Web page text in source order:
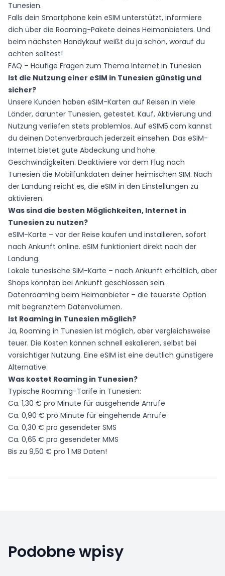
Tunesien.
Falls dein Smartphone kein eSIM unterstützt, informiere
dich über die Roaming-Pakete deines Heimanbieters. Und
beim nächsten Handykauf weißt du ja schon, worauf du
achten solltest!
FAQ – Häufige Fragen zum Thema Internet in Tunesien
Ist die Nutzung einer eSIM in Tunesien günstig und
sicher?
Unsere Kunden haben eSIM-Karten auf Reisen in viele
Länder, darunter Tunesien, getestet. Kauf, Aktivierung und
Nutzung verliefen stets problemlos. Auf eSIM5.com kannst
du deinen Datenverbrauch jederzeit einsehen. Das eSIM-
Internet bietet gute Abdeckung und hohe
Geschwindigkeiten. Deaktiviere vor dem Flug nach
Tunesien die Mobilfunkdaten deiner heimischen SIM. Nach
der Landung reicht es, die eSIM in den Einstellungen zu
aktivieren.
Was sind die besten Möglichkeiten, Internet in
Tunesien zu nutzen?
eSIM-Karte – vor der Reise kaufen und installieren, sofort
nach Ankunft online. eSIM funktioniert direkt nach der
Landung.
Lokale tunesische SIM-Karte – nach Ankunft erhältlich, aber
Shops könnten bei Ankunft geschlossen sein.
Datenroaming beim Heimanbieter – die teuerste Option
mit begrenztem Datenvolumen.
Ist Roaming in Tunesien möglich?
Ja, Roaming in Tunesien ist möglich, aber vergleichsweise
teuer. Die Kosten können schnell eskalieren, selbst bei
vorsichtiger Nutzung. Eine eSIM ist eine deutlich günstigere
Alternative.
Was kostet Roaming in Tunesien?
Typische Roaming-Tarife in Tunesien:
Ca. 1,30 € pro Minute für ausgehende Anrufe
Ca. 0,90 € pro Minute für eingehende Anrufe
Ca. 0,30 € pro gesendeter SMS
Ca. 0,65 € pro gesendeter MMS
Bis zu 9,50 € pro 1 MB Daten!
Podobne wpisy